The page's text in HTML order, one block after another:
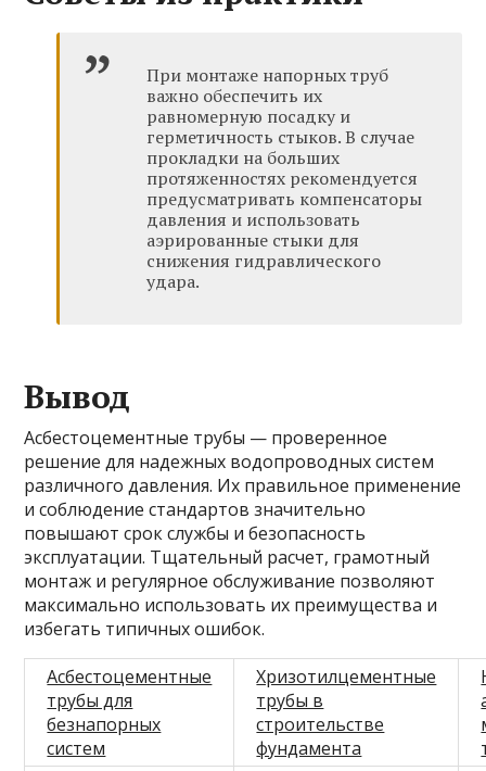
При монтаже напорных труб
важно обеспечить их
равномерную посадку и
герметичность стыков. В случае
прокладки на больших
протяженностях рекомендуется
предусматривать компенсаторы
давления и использовать
аэрированные стыки для
снижения гидравлического
удара.
Вывод
Асбестоцементные трубы — проверенное
решение для надежных водопроводных систем
различного давления. Их правильное применение
и соблюдение стандартов значительно
повышают срок службы и безопасность
эксплуатации. Тщательный расчет, грамотный
монтаж и регулярное обслуживание позволяют
максимально использовать их преимущества и
избегать типичных ошибок.
Асбестоцементные
трубы для
безнапорных
систем
Хризотилцементные
трубы в
строительстве
фундамента